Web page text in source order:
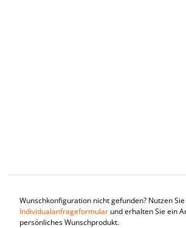
Wunschkonfiguration nicht gefunden? Nutzen
Individualanfrageformular und erhalten Sie ein
persönliches Wunschprodukt.